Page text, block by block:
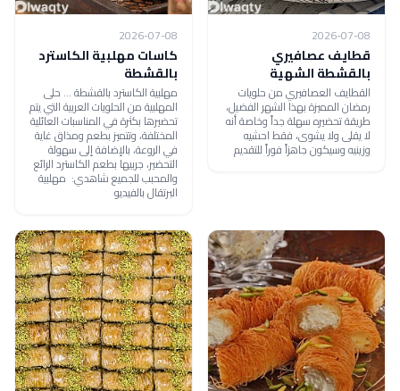
2026-07-08
قطايف عصافيري
بالقشطة الشهية
القطايف العصافيري من حلويات
رمضان المميزة بهذا الشهر الفضيل،
طريقة تحضيره سهلة جداً وخاصة أنه
لا يقلى ولا يشوى، فقط احشيه
وزينيه وسيكون جاهزاً فوراً للتقديم
2026-07-08
كاسات مهلبية الكاسترد
بالقشطة
مهلبية الكاسترد بالقشطة ... حلى
المهلبية من الحلويات العربية التي يتم
تحضيرها بكثرة في المناسبات العائلية
المختلفة، وتتميز بطعم ومذاق غاية
في الروعة، بالإضافة إلى سهولة
التحضير، جربيها بطعم الكاسترد الرائع
والمحبب للجميع شاهدي: مهلبية
البرتقال بالفيديو